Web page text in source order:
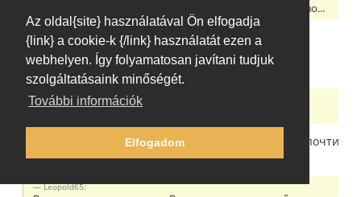
Az oldal{site} használatával Ön elfogadja
{link} a cookie-k {/link} használatát ezen a
webhelyen. Így folyamatosan javítani tudjuk
szolgáltatásaink minőségét.
További információk
Elfogadom
Значит тут имеет место быть психическое расстройство...
Не нужно приписывать мне свои психокомплексы и
психические расстройства. Резонёрство - симптом
шизофрении.
Leopold65:
Почти везде:
Сначала вы пишете про "очевидные вещи", потом "почти
везде". По существу сказать нечего?
Leopold65: